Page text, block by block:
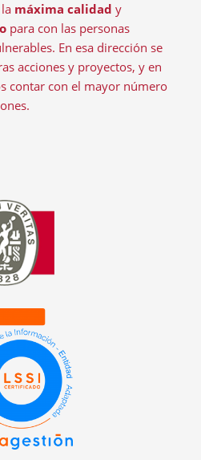
máxima calidad y
para con las personas
En esa dirección se
acciones y proyectos, y en
contar con el mayor número